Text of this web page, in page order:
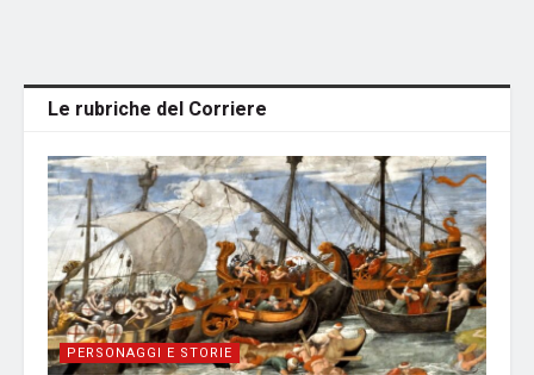
Le rubriche del Corriere
PERSONAGGI E STORIE